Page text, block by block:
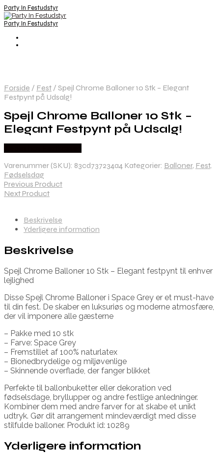
Party In Festudstyr
Party In Festudstyr
Forside / Fest / Spejl Chrome Balloner 10 Stk – Elegant
Festpynt på Udsalg!
Spejl Chrome Balloner 10 Stk –
Elegant Festpynt på Udsalg!
Varenummer (SKU): 83cd737234a4 Kategorier: Balloner, Fest,
Fødselsdag
Previous Product
Next Product
Beskrivelse
Yderligere information
Beskrivelse
Spejl Chrome Balloner 10 Stk – Elegant festpynt til enhver
lejlighed
Disse Spejl Chrome Balloner i Space Grey er et must-have
til din fest. De skaber en luksuriøs og moderne atmosfære,
der vil imponere alle gæsterne
– Pakke med 10 stk
– Farve: Space Grey
– Fremstillet af 100% naturlatex
– Bionedbrydelige og miljøvenlige
– Skinnende overflade, der fanger blikket
Perfekte til ballonbuketter eller dekoration ved
fødselsdage, bryllupper og andre festlige anledninger.
Kombiner dem med andre farver for at skabe et unikt
udtryk. Gør dit arrangement mindeværdigt med disse
stilfulde balloner. Produkt id: 10289
Yderligere information